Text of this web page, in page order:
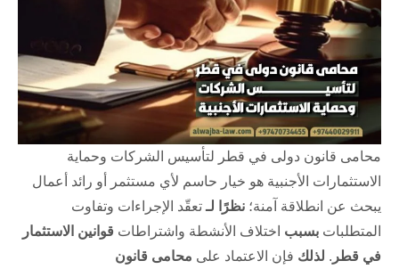
محامى قانون دولى في قطر لتأسيس الشركات وحماية
الاستثمارات الأجنبية هو خيار حاسم لأي مستثمر أو رائد أعمال
يبحث عن انطلاقة آمنة؛ نظرًا لـتعقّد الإجراءات وتفاوت
المتطلبات بسبب اختلاف الأنشطة واشتراطات قوانين الاستثمار
في قطر . لذلك فإن الاعتماد على محامى قانون